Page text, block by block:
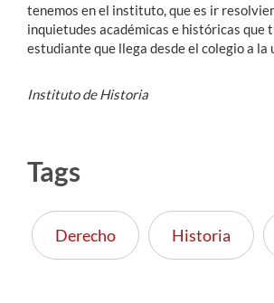
tenemos en el instituto, que es ir
inquietudes académicas e históricas que
estudiante que llega desde el colegio a la
Instituto de Historia
Tags
Derecho Historia